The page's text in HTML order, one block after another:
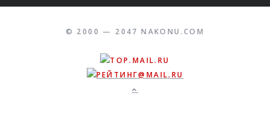
© 2000 — 2047 NAKONU.COM